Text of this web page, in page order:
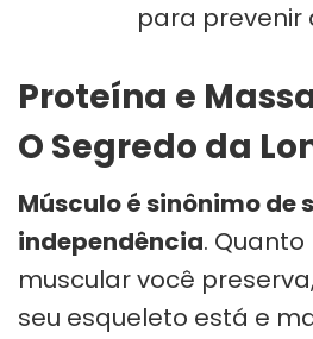
para prevenir
Proteína e
O Segredo da
Músculo é sinônimo de
independência.
muscular você
seu esqueleto está e